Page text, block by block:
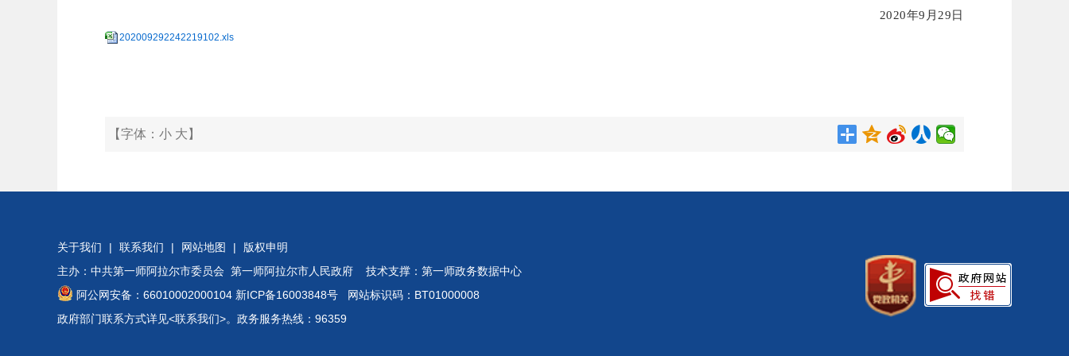
2020年9月29日
202009292242219102.xls
【字体： 小 大 】
关于我们 | 联系我们 | 网站地图 |
版权申明
主办：中共第一师阿拉尔市委员会 第一师阿拉尔市人民政府 技术支撑：第一师政务数据中心
阿公网安备：66010002000104 新ICP备16003848号 网站标识码：BT01000008
政府部门联系方式详见<联系我们>。政务服务热线：96359